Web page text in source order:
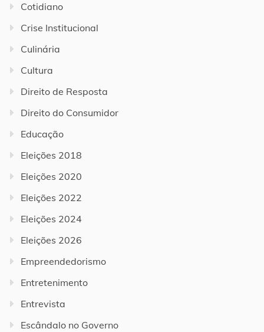
Cotidiano
Crise Institucional
Culinária
Cultura
Direito de Resposta
Direito do Consumidor
Educação
Eleições 2018
Eleições 2020
Eleições 2022
Eleições 2024
Eleições 2026
Empreendedorismo
Entretenimento
Entrevista
Escândalo no Governo